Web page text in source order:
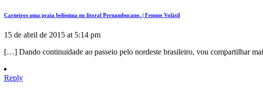
Carneiros uma praia belíssima no litoral Pernambucano. | Femme Volátil
15 de abril de 2015 at 5:14 pm
[…] Dando continuidade ao passeio pelo nordeste brasileiro, vou compartilhar
Reply